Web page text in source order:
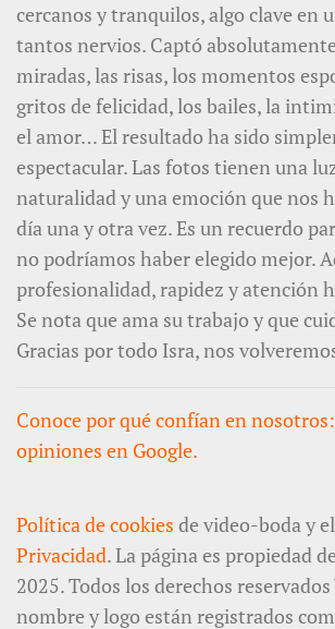
cercanos y tranquilos, algo clave en
tantos nervios. Captó
miradas, las risas, los momentos
gritos de felicidad, los bailes, la
el amor… El resultado ha sido
espectacular. Las fotos tienen una
naturalidad y una emoción que nos
día una y otra vez. Es un recuerdo
no podríamos haber elegido mejor.
profesionalidad, rapidez y atención
Se nota que ama su trabajo y que
Gracias por todo Isra, nos
Conoce por qué confían en
opiniones en Google.
Política de cookies de video-boda y el
Privacidad. La página es propiedad de
2025. Todos los derechos
nombre y logo están registrados